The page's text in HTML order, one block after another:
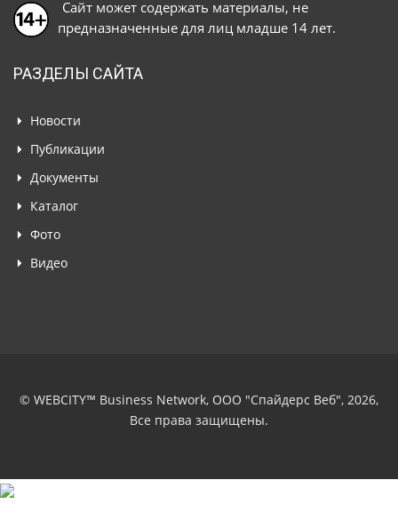
Сайт может содержать материалы, не
предназначенные для лиц младше 14 лет.
РАЗДЕЛЫ САЙТА
Новости
Публикации
Документы
Каталог
Фото
Видео
© WEBCITY™ Business Network, ООО "Спайдерс Веб", 2026,
Все права защищены.